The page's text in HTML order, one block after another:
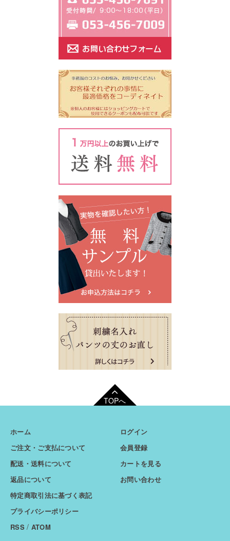
TOPへ
ホーム
ご注文・ご支払について
配送・送料について
返品について
特定商取引法に基づく表記
プライバシーポリシー
RSS/ ATOM
ログイン
会員登録
カートを見る
お問い合わせ